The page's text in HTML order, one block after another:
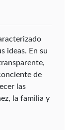
ideas. En su
de
las
la familia y